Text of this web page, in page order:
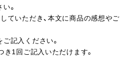
。
ていただき、本文に商品の感想やご
記入ください。
1回ご記入いただけます。